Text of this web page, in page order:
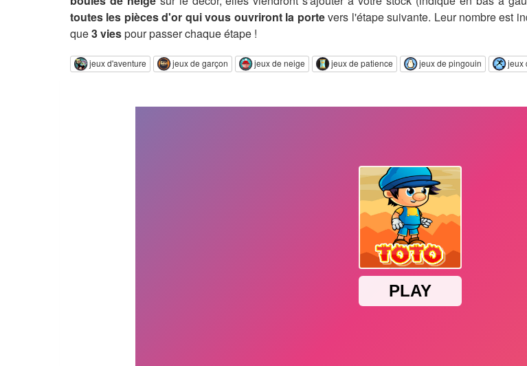
toutes les pièces d'or qui vous ouvriront la portevers l'étape suivante. Leur nombre est
que3 viespour passer chaque étape !
jeux d'aventure jeux de garçon jeux de neige jeux de patience jeux de pingouin jeux